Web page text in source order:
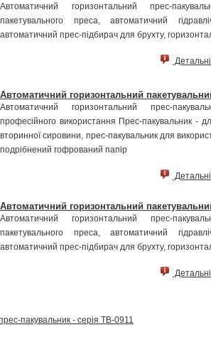
Автоматичний горизонтальний прес-
пакетувального преса, автоматичний
автоматичний прес-підбирач для брухту,
Автоматичний горизонтальний
Автоматичний горизонтальний прес-
професійного використання Прес-пакувальник -
вторинної сировини, прес-пакувальник для
подрібнений гофрований папір
Автоматичний горизонтальний
Автоматичний горизонтальний прес-
пакетувального преса, автоматичний
автоматичний прес-підбирач для брухту,
пакувальник - серія TB-0911